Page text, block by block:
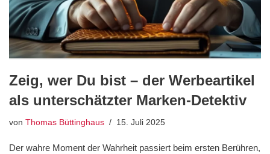
Zeig, wer Du bist – der Werbeartikel
als unterschätzter Marken-Detektiv
von Thomas Büttinghaus 15. Juli 2025
Der wahre Moment der Wahrheit passiert beim ersten Berühren,